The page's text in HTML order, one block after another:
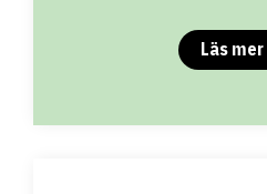
Läs mer